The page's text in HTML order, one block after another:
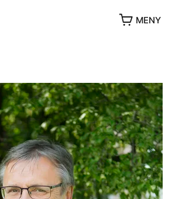
MENY
YUKIKO OCH PATRIK MÖTER